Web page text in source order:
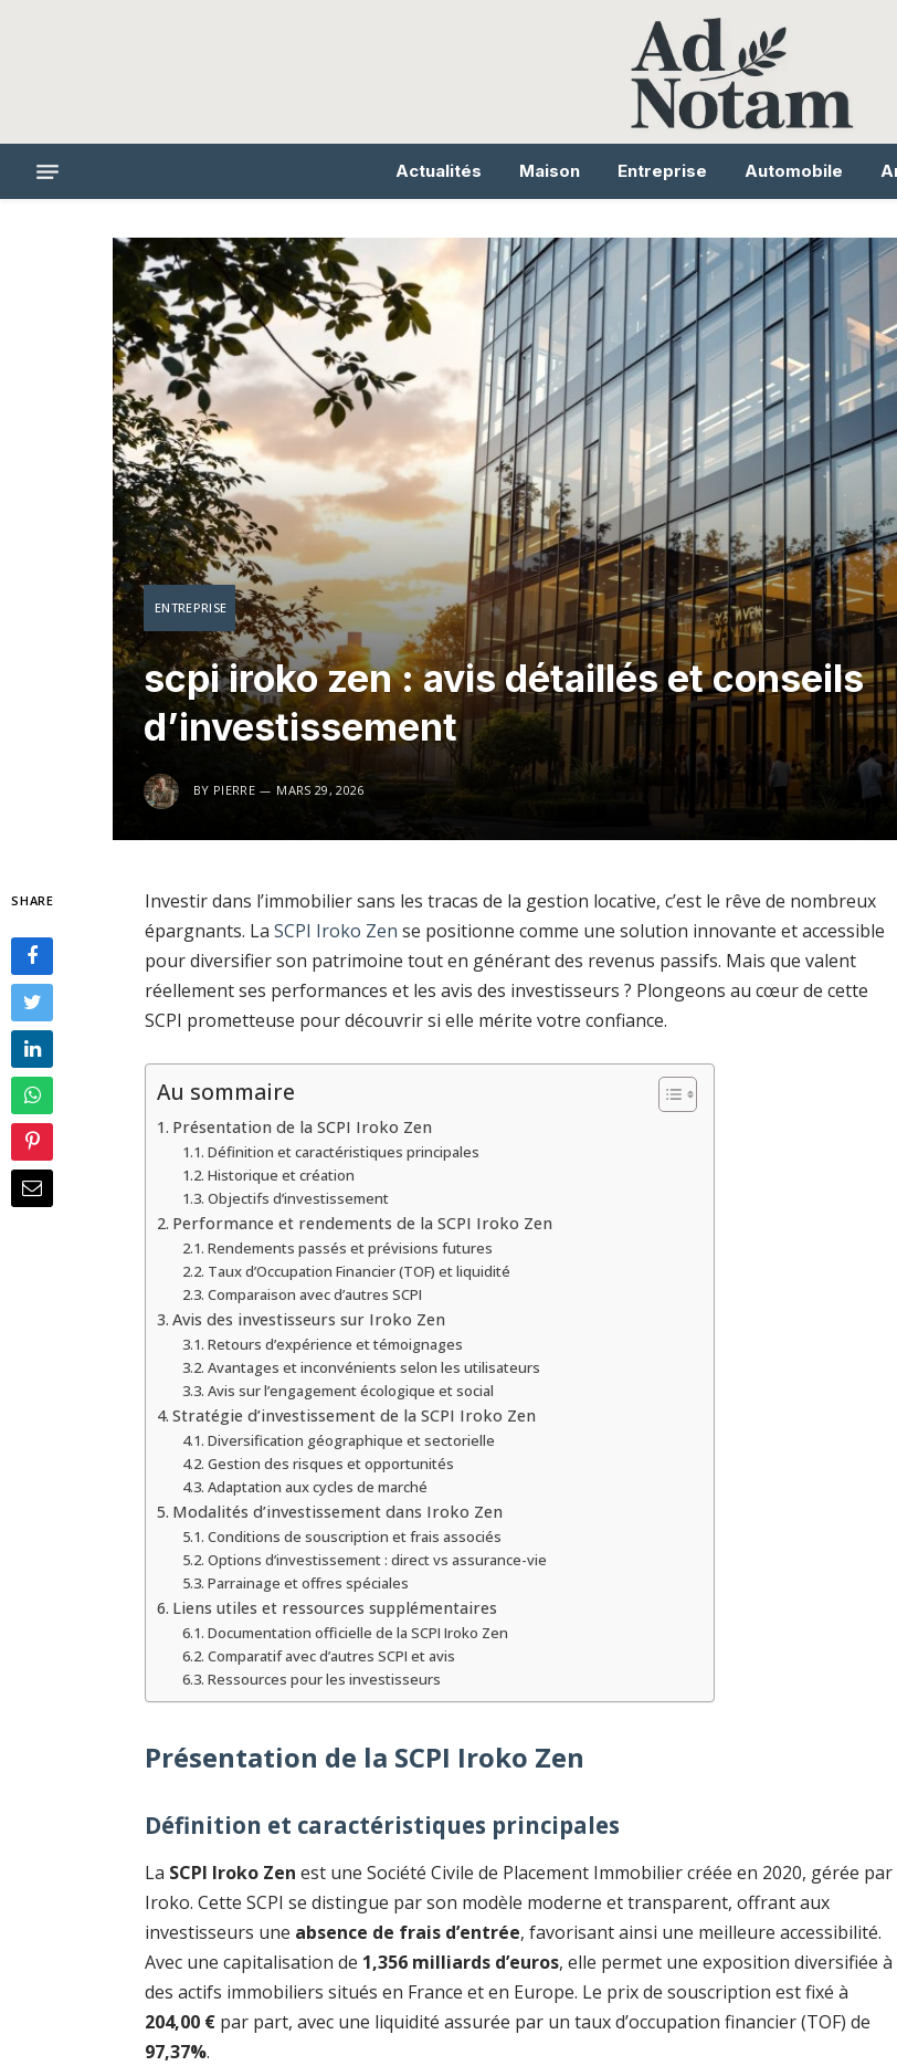
Actualités Maison Entreprise Automobile
ENTREPRISE
scpi iroko zen : avis détaillés et conseils
d’investissement
BY PIERRE MARS 29, 2026
SHARE
Investir dans l’immobilier sans les tracas de la gestion locative, c’est le rêve de nombreux
épargnants. LaSCPI Iroko Zen se positionne comme une solution innovante et accessible
pour diversifier son patrimoine tout en générant des revenus passifs. Mais que valent
réellement ses performances et les avis des investisseurs ? Plongeons au cœur de cette
SCPI prometteuse pour découvrir si elle mérite votre confiance.
Au sommaire
Présentation de la SCPI Iroko Zen
Définition et caractéristiques principales
Historique et création
Objectifs d’investissement
Performance et rendements de la SCPI Iroko Zen
Rendements passés et prévisions futures
Taux d’Occupation Financier (TOF) et liquidité
Comparaison avec d’autres SCPI
Avis des investisseurs sur Iroko Zen
Retours d’expérience et témoignages
Avantages et inconvénients selon les utilisateurs
Avis sur l’engagement écologique et social
Stratégie d’investissement de la SCPI Iroko Zen
Diversification géographique et sectorielle
Gestion des risques et opportunités
Adaptation aux cycles de marché
Modalités d’investissement dans Iroko Zen
Conditions de souscription et frais associés
Options d’investissement : direct vs assurance-vie
Parrainage et offres spéciales
Liens utiles et ressources supplémentaires
Documentation officielle de la SCPI Iroko Zen
Comparatif avec d’autres SCPI et avis
Ressources pour les investisseurs
Présentation de la SCPI Iroko Zen
Définition et caractéristiques principales
La SCPI Iroko Zen est une Société Civile de Placement Immobilier créée en 2020, gérée par
Iroko. Cette SCPI se distingue par son modèle moderne et transparent, offrant aux
investisseurs une absence de frais d’entrée, favorisant ainsi une meilleure accessibilité.
Avec une capitalisation de 1,356 milliards d’euros, elle permet une exposition diversifiée à
des actifs immobiliers situés en France et en Europe. Le prix de souscription est fixé à
204,00 € par part, avec une liquidité assurée par un taux d’occupation financier (TOF) de
97,37%.